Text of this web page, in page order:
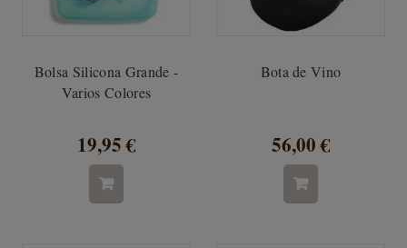
Bolsa Silicona Grande -
Varios Colores
19,95 €
Bota de Vino
56,00 €